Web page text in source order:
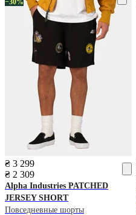
−30%
₴ 3 299
₴ 2 309
Alpha Industries PATCHED
JERSEY SHORT
Повседневные шорты